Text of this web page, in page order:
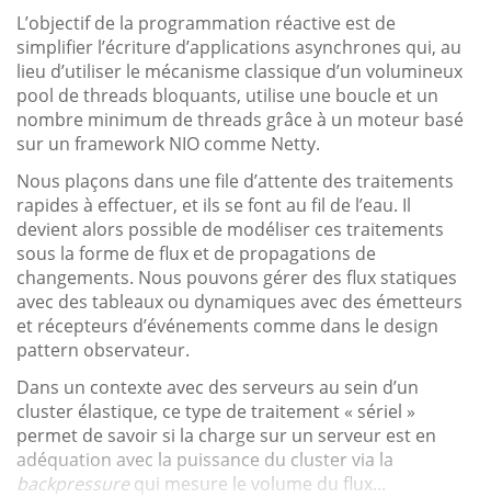
L’objectif de la programmation réactive est de
simplifier l’écriture d’applications asynchrones qui, au
lieu d’utiliser le mécanisme classique d’un volumineux
pool de threads bloquants, utilise une boucle et un
nombre minimum de threads grâce à un moteur basé
sur un framework NIO comme Netty.
Nous plaçons dans une file d’attente des traitements
rapides à effectuer, et ils se font au fil de l’eau. Il
devient alors possible de modéliser ces traitements
sous la forme de flux et de propagations de
changements. Nous pouvons gérer des flux statiques
avec des tableaux ou dynamiques avec des émetteurs
et récepteurs d’événements comme dans le design
pattern observateur.
Dans un contexte avec des serveurs au sein d’un
cluster élastique, ce type de traitement « sériel »
permet de savoir si la charge sur un serveur est en
adéquation avec la puissance du cluster via la
backpressure qui mesure le volume du flux...